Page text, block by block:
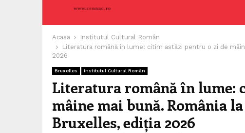
Acasa
Institutul Cultural Român
Literatura română în lume: citim astăzi pentru o zi de
2026
Bruxelles Institutul Cultural Român
Literatura română în lume:
mâine mai bună. România
Bruxelles, ediția 2026